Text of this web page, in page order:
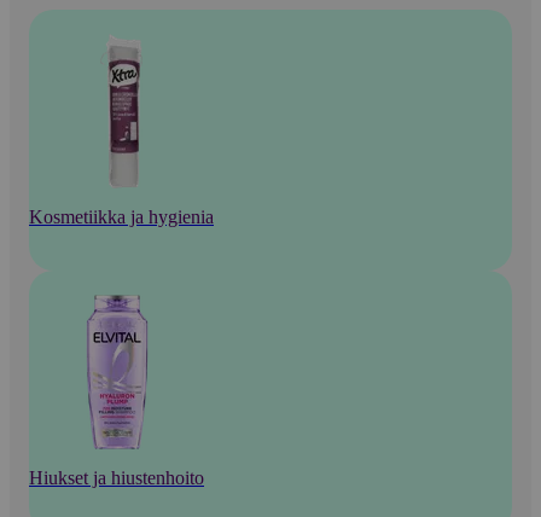
Kosmetiikka ja hygienia
Hiukset ja hiustenhoito